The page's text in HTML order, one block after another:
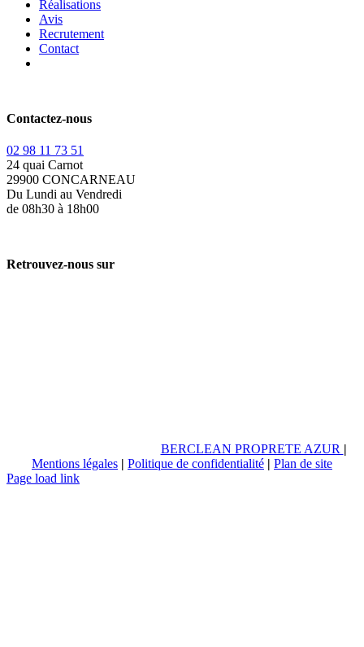
Réalisations
Avis
Recrutement
Contact
Contactez-nous
02 98 11 73 51
24 quai Carnot
29900 CONCARNEAU
Du Lundi au Vendredi
de 08h30 à 18h00
Retrouvez-nous sur
BERCLEAN PROPRETE AZUR |
Mentions légales | Politique de confidentialité | Plan de site
Page load link